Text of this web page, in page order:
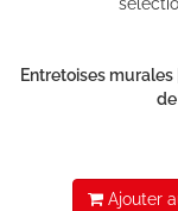
Entretoises
Ajouter